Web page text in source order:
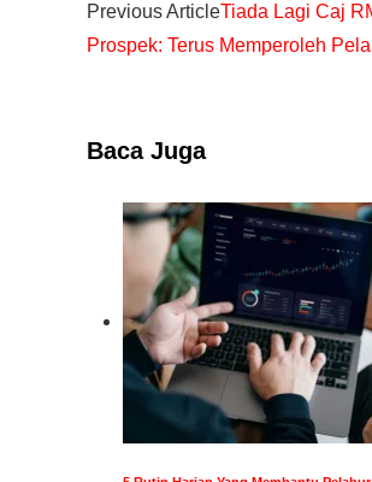
Previous ArticleTiada Lagi Caj
Prospek: Terus Memperoleh
Baca Juga